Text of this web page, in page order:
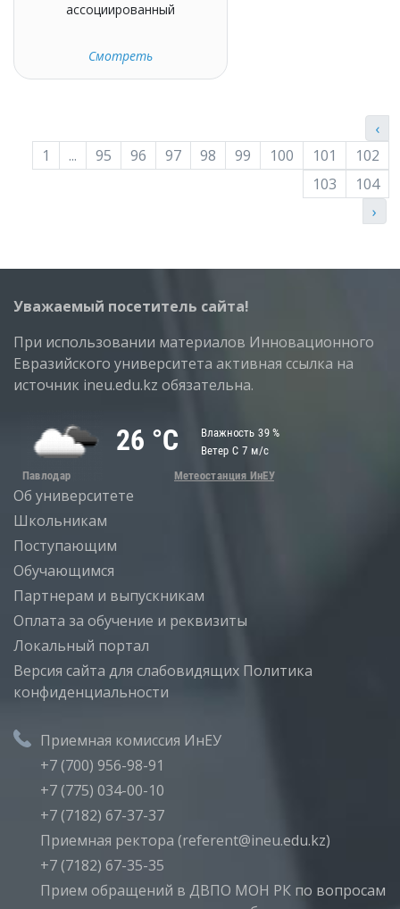
ассоциированный
Смотреть
‹
1 ... 95 96 97 98 99 100 101
102
103
104
›
Уважаемый посетитель сайта!
При использовании материалов Инновационного
Евразийского университета активная ссылка на
источник ineu.edu.kz обязательна.
Об университете
Школьникам
Поступающим
Обучающимся
Партнерам и выпускникам
Оплата за обучение и реквизиты
Локальный портал
Версия сайта для слабовидящих Политика
конфиденциальности
Приемная комиссия ИнЕУ
+7 (700) 956-98-91
+7 (775) 034-00-10
+7 (7182) 67-37-37
Приемная ректора (referent@ineu.edu.kz)
+7 (7182) 67-35-35
Прием обращений в ДВПО МОН РК по вопросам